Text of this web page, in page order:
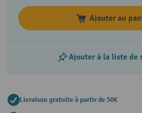
Ajouter au
Ajouter à la liste de
Livraison gratuite à partir de 50€